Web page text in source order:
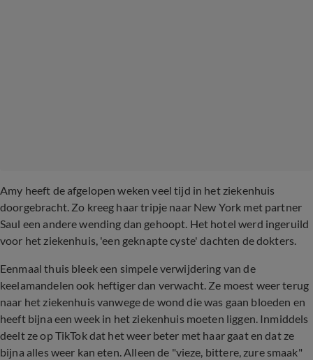
Amy heeft de afgelopen weken veel tijd in het ziekenhuis
doorgebracht. Zo kreeg haar tripje naar New York met partner
Saul een andere wending dan gehoopt. Het hotel werd ingeruild
voor het ziekenhuis, 'een geknapte cyste' dachten de dokters.
Eenmaal thuis bleek een simpele verwijdering van de
keelamandelen ook heftiger dan verwacht. Ze moest weer terug
naar het ziekenhuis vanwege de wond die was gaan bloeden en
heeft bijna een week in het ziekenhuis moeten liggen. Inmiddels
deelt ze op TikTok dat het weer beter met haar gaat en dat ze
bijna alles weer kan eten. Alleen de "vieze, bittere, zure smaak"